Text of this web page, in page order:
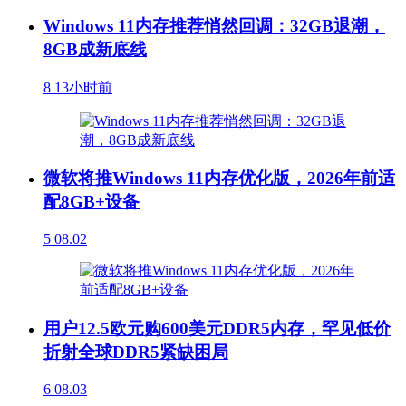
Windows 11内存推荐悄然回调：32GB退潮，
8GB成新底线
8 13小时前
微软将推Windows 11内存优化版，2026年前适
配8GB+设备
5 08.02
用户12.5欧元购600美元DDR5内存，罕见低价
折射全球DDR5紧缺困局
6 08.03